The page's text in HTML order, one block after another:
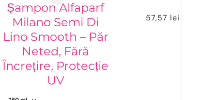
Șampon Alfaparf
Milano Semi Di
Lino Smooth – Păr
Neted, Fără
Încrețire, Protecție
UV
57,57 lei